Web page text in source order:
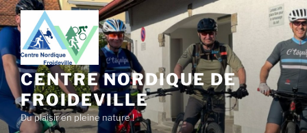
Aller
au
contenu
principal
CENTRE NORDIQUE DE
FROIDEVILLE
Du plaisir en pleine nature !